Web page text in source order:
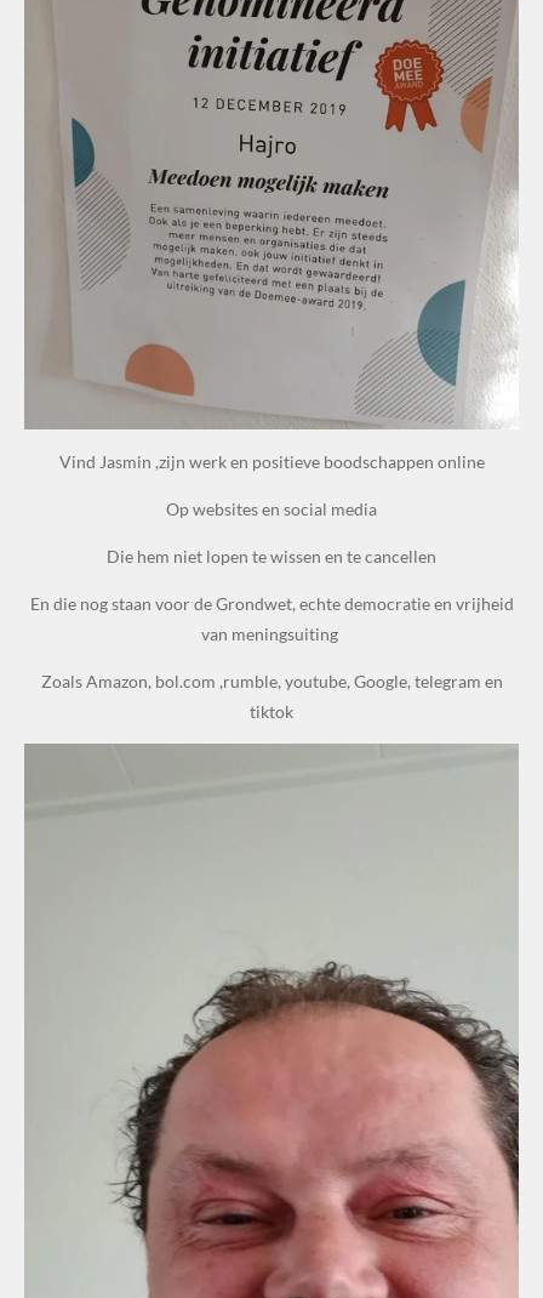
Vind Jasmin ,zijn werk en positieve boodschappen online
Op websites en social media
Die hem niet lopen te wissen en te cancellen
En die nog staan voor de Grondwet, echte democratie en vrijheid
van meningsuiting
Zoals Amazon, bol.com ,rumble, youtube, Google, telegram en
tiktok